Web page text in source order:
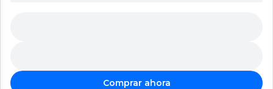
Comprar ahora